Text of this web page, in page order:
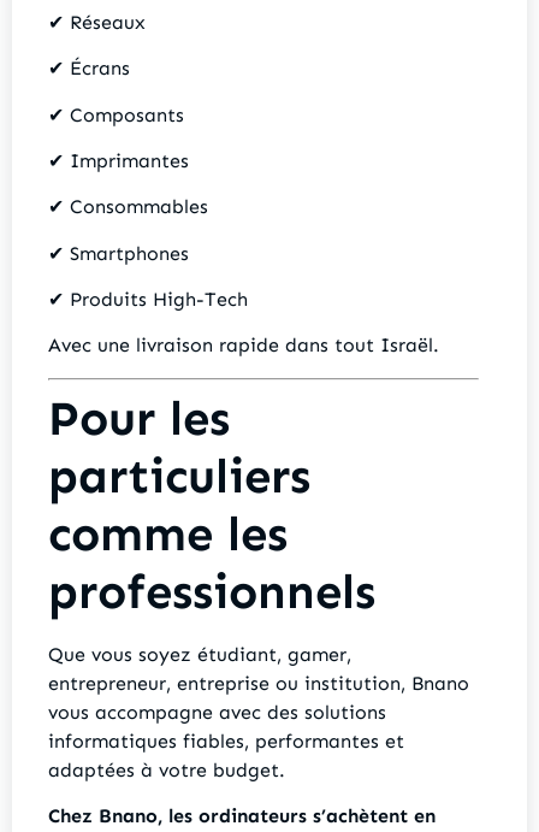
✔ Réseaux
✔ Écrans
✔ Composants
✔ Imprimantes
✔ Consommables
✔ Smartphones
✔ Produits High-Tech
Avec une livraison rapide dans tout Israël.
Pour les
particuliers
comme les
professionnels
Que vous soyez étudiant, gamer,
entrepreneur, entreprise ou institution, Bnano
vous accompagne avec des solutions
informatiques fiables, performantes et
adaptées à votre budget.
Chez Bnano, les ordinateurs s’achètent en